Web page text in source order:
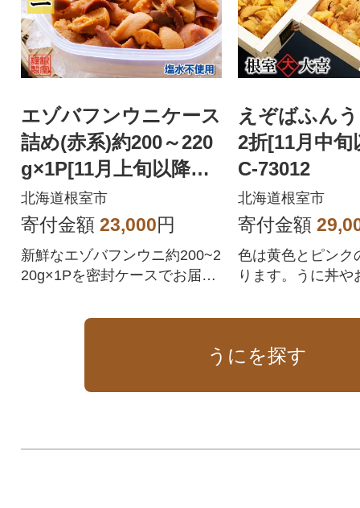
エゾバフンウニケース
詰め(赤系)約200～220
g×1P[11月上旬以降発
送] B-71026
北海道根室市
寄付金額 23,000円
新鮮なエゾバフンウニ約200~2
20g×1Pを密封ケースでお届け
えぞばふん
2折[11月中旬
C-73012
北海道根室市
寄付金額
色は黄色とピンク
ります。うに丼や
うにを探す